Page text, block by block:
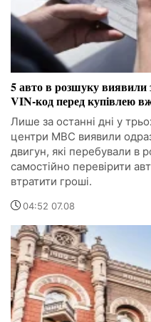
5 авто в розшуку виявили
VIN-код перед купівлею
Лише за останні дні у
центри МВС виявили
двигун, які перебували в
самостійно перевірити
втратити гроші.
04:52 07.08